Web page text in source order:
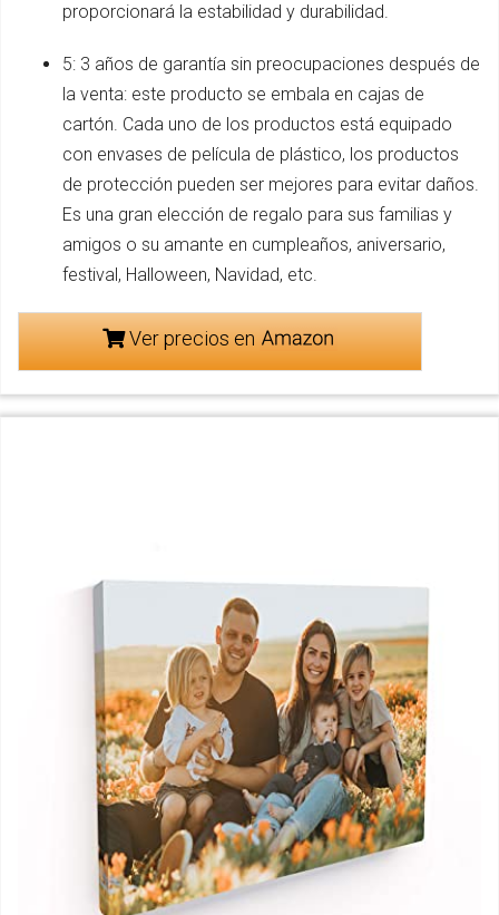
proporcionará la estabilidad y durabilidad.
5: 3 años de garantía sin preocupaciones después de
la venta: este producto se embala en cajas de
cartón. Cada uno de los productos está equipado
con envases de película de plástico, los productos
de protección pueden ser mejores para evitar daños.
Es una gran elección de regalo para sus familias y
amigos o su amante en cumpleaños, aniversario,
festival, Halloween, Navidad, etc.
Ver precios en